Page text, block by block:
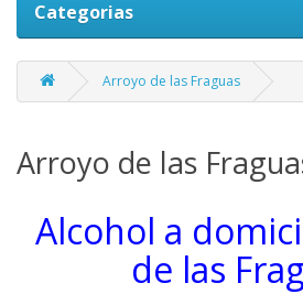
Categorias
Arroyo de las Fraguas
Arroyo de las
Alcohol a
de las